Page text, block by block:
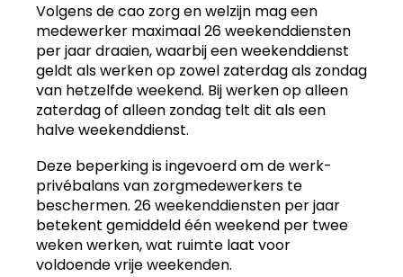
Volgens de cao zorg en welzijn mag een
medewerker maximaal 26 weekenddiensten
per jaar draaien, waarbij een weekenddienst
geldt als werken op zowel zaterdag als zondag
van hetzelfde weekend. Bij werken op alleen
zaterdag of alleen zondag telt dit als een
halve weekenddienst.
Deze beperking is ingevoerd om de werk-
privébalans van zorgmedewerkers te
beschermen. 26 weekenddiensten per jaar
betekent gemiddeld één weekend per twee
weken werken, wat ruimte laat voor
voldoende vrije weekenden.